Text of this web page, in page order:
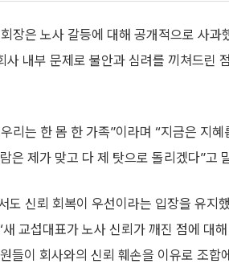
장은 노사 갈등에 대해 공개적으로 사과
내부 문제로 불안과 심려를 끼쳐드린
리는 한 몸 한 가족”이라며 “지금은 지
은 제가 맞고 다 제 탓으로 돌리겠다”고
신뢰 회복이 우선이라는 입장을 유지
교섭대표가 노사 신뢰가 깨진 점에 대
들이 회사와의 신뢰 훼손을 이유로 조합